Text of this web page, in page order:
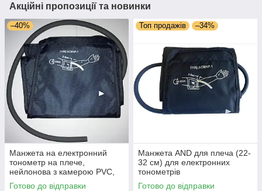
Акційні пропозиції та новинки
–40%
Манжета на електронний
тонометр на плече,
нейлонова з камерою PVC,
обхват 22-32 см.
Готово до відправки
Топ продажів –34%
Манжета AND для плеча (22-
32 см) для електронних
тонометрів
Готово до відправки